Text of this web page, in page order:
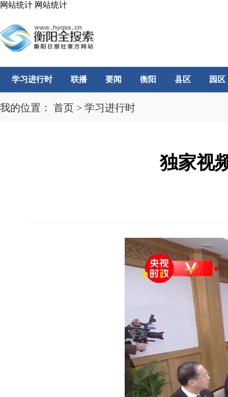
网站统计 网站统计
学习进行时 联播 要闻 衡阳 县区 园区
我的位置： 首页 > 学习进行时
独家视